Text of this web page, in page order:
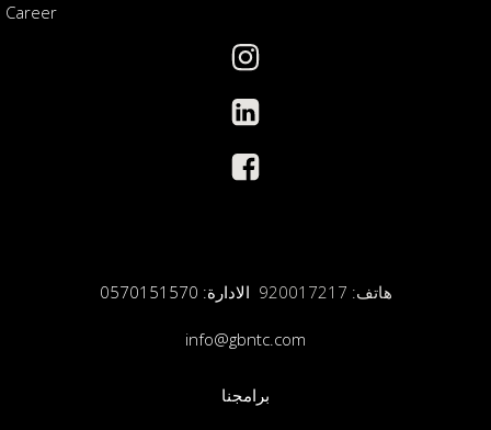
هاتف: 920017217 الادارة: 0570151570
info@gbntc.com
برامجنا
Career